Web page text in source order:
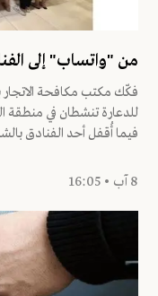
من "واتساب" إلى
فكّك مكتب مكافحة
للدعارة تنشطان في منطقة
فيما أُقفل أحد الفنادق
8 آب • 16:05